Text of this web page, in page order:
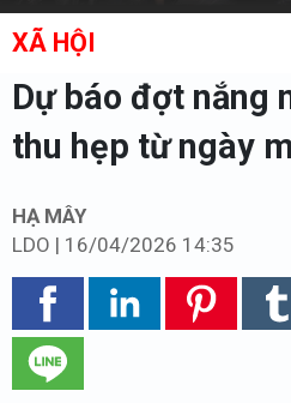
XÃ HỘI
Dự báo đợt nắng
thu hẹp từ ngày
HẠ MÂY
LDO | 16/04/2026 14:35